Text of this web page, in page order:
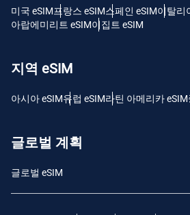
미국 eSIM프랑스 eSIM스페인 eSIM이탈리
아랍에미리트 eSIM이집트 eSIM
지역 eSIM
아시아 eSIM유럽 ​​eSIM라틴 아메리카 eSIM
글로벌 계획
글로벌 eSIM